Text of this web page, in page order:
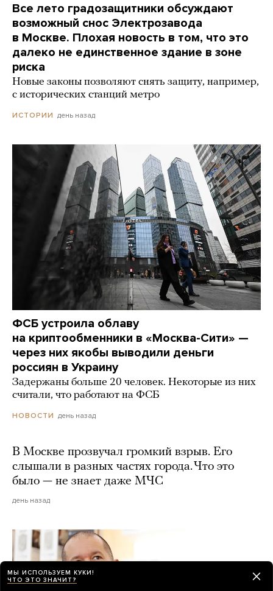
Все лето градозащитники обсуждают
возможный снос Электрозавода
в Москве. Плохая новость в том, что это
далеко не единственное здание в зоне
риска
Новые законы позволяют снять защиту, например,
с исторических станций метро
ИСТОРИИ день назад
ФСБ устроила облаву
на криптообменники в «Москва-Сити» —
через них якобы выводили деньги
россиян в Украину
Задержаны больше 20 человек. Некоторые из них
считали, что работают на ФСБ
НОВОСТИ день назад
В Москве прозвучал громкий взрыв. Его
слышали в разных частях города. Что это
было — не знает даже МЧС
день назад
МЫ ИСПОЛЬЗУЕМ КУКИ!
ЧТО ЭТО ЗНАЧИТ?